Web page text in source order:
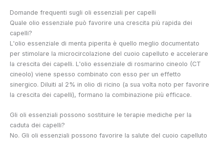
Domande frequenti sugli oli essenziali per capelli
Quale olio essenziale può favorire una crescita più rapida dei
capelli?
L'olio essenziale di menta piperita è quello meglio documentato
per stimolare la microcircolazione del cuoio capelluto e accelerare
la crescita dei capelli. L'olio essenziale di rosmarino cineolo (CT
cineolo) viene spesso combinato con esso per un effetto
sinergico. Diluiti al 2% in olio di ricino (a sua volta noto per favorire
la crescita dei capelli), formano la combinazione più efficace.
Gli oli essenziali possono sostituire le terapie mediche per la
caduta dei capelli?
No. Gli oli essenziali possono favorire la salute del cuoio capelluto